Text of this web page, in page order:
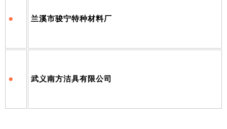
• 兰溪市骏宁特种材料厂
• 武义南方洁具有限公司